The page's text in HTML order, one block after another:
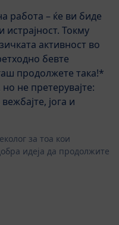
работа – ќе ви биде
Токму
активност во
бевте
продолжете така!*
не претерувајте:
јога и
за тоа кои
идеја да продолжите